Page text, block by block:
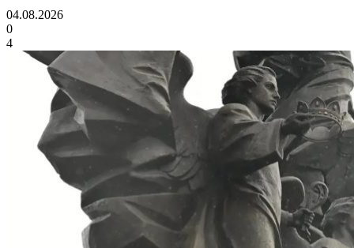
04.08.2026
0
4